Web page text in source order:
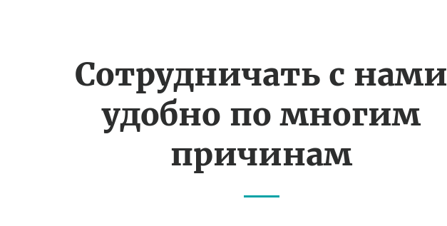
Сотрудничать с нами
удобно по многим
причинам